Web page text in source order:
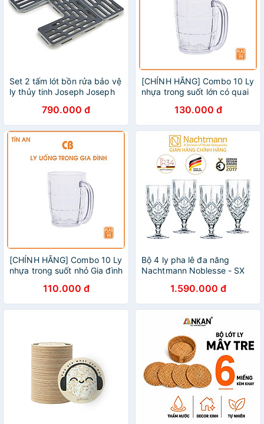
Set 2 tấm lót bồn rửa bảo vệ
ly thủy tinh Joseph Joseph
790.000 đ
[CHÍNH HÃNG] Combo 10 Ly
nhựa trong suốt lớn có quai
130.000 đ
[CHÍNH HÃNG] Combo 10 Ly
nhựa trong suốt nhỏ Gia đình
110.000 đ
Bộ 4 ly pha lê đa năng
Nachtmann Noblesse - SX
100% (kèm ảnh thật)
1.590.000 đ